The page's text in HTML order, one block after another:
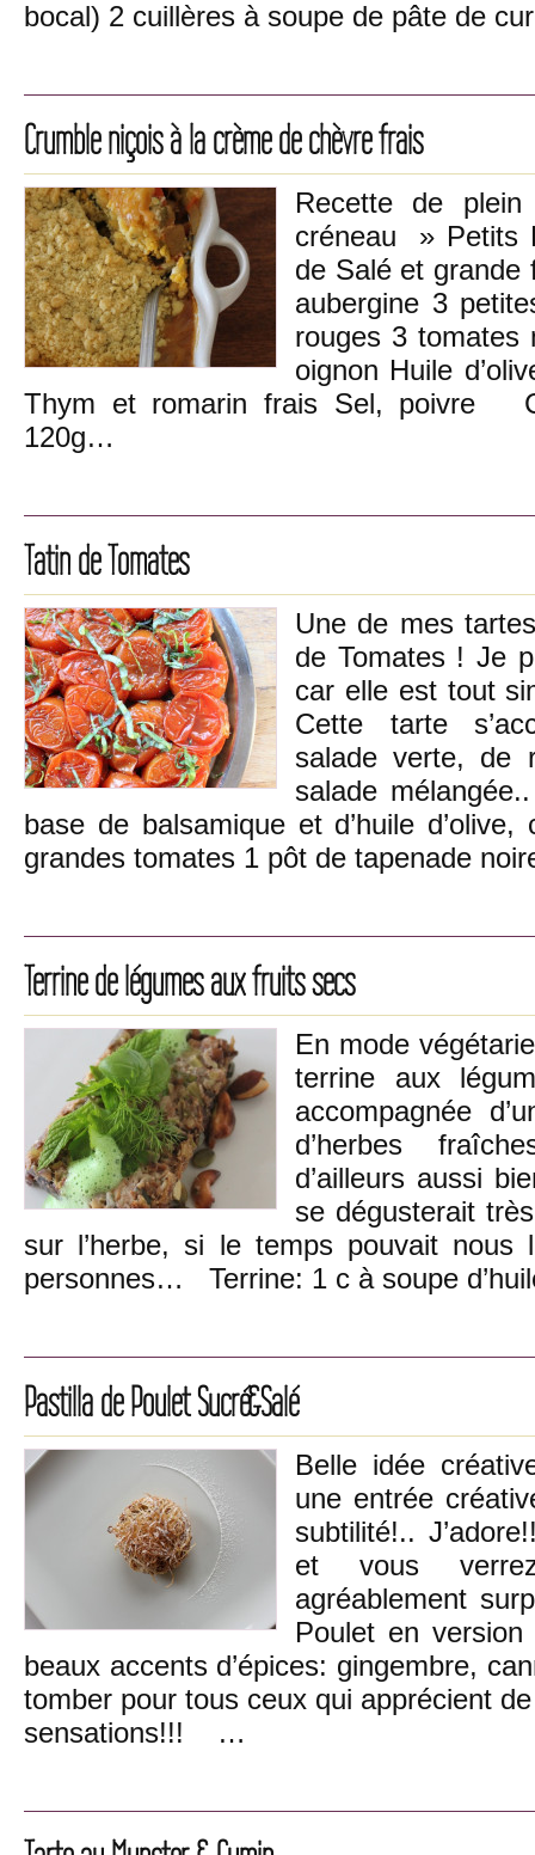
bocal) 2 cuillères à soupe de pâte de
Crumble niçois à la crème de chèvre frais
Recette de
créneau » Petits
de Salé et
aubergine 3
rouges 3 tomates
oignon Huile
Thym et romarin frais Sel, poivre
120g…
Tatin de Tomates
Une de mes
de Tomates ! Je
car elle est tout
Cette tarte
salade verte, de
salade
base de balsamique et d’huile
grandes tomates 1 pôt de tapenade
Terrine de légumes aux fruits secs
En mode
terrine aux
accompagnée
d’herbes
d’ailleurs aussi
se dégusterait
sur l’herbe, si le temps pouvait
personnes… Terrine: 1 c à soupe
Pastilla de Poulet Sucré&Salé
Belle idée
une entrée
subtilité!..
et vous
agréablement
Poulet en
beaux accents d’épices: gingembre,
tomber pour tous ceux qui apprécient
sensations!!! …